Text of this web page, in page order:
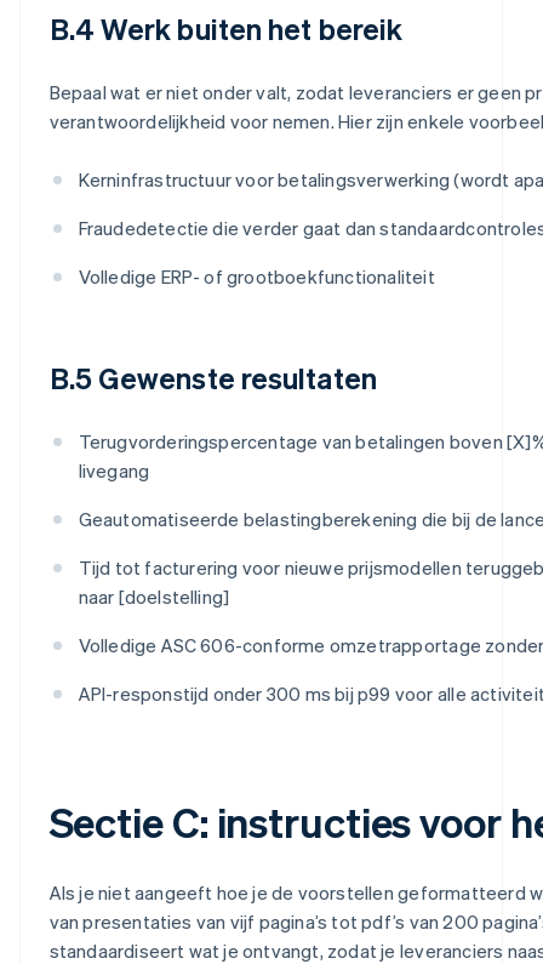
B.4 Werk buiten het bereik
Bepaal wat er niet onder valt, zodat leveranciers er geen
verantwoordelijkheid voor nemen. Hier zijn enkele
Kerninfrastructuur voor betalingsverwerking (wordt
Fraudedetectie die verder gaat dan
Volledige ERP- of grootboekfunctionaliteit
B.5 Gewenste resultaten
Terugvorderingspercentage van betalingen boven
livegang
Geautomatiseerde belastingberekening die bij de
Tijd tot facturering voor nieuwe prijsmodellen
naar [doelstelling]
Volledige ASC 606-conforme omzetrapportage
API-responstijd onder 300 ms bij p99 voor alle
Sectie C: instructies voor
Als je niet aangeeft hoe je de voorstellen geformatteerd
van presentaties van vijf pagina’s tot pdf’s van 200
standaardiseert wat je ontvangt, zodat je leveranciers